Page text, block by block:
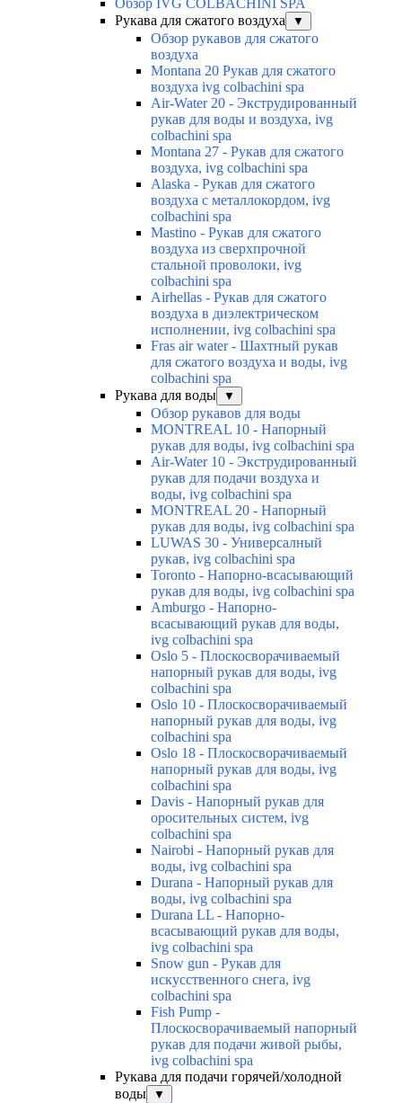
Обзор IVG COLBACHINI SPA
Рукава для сжатого воздуха
▼
Обзор рукавов для сжатого
воздуха
Montana 20 Рукав для сжатого
воздуха ivg colbachini spa
Air-Water 20 - Экструдированный
рукав для воды и воздуха, ivg
colbachini spa
Montana 27 - Рукав для сжатого
воздуха, ivg colbachini spa
Alaska - Рукав для сжатого
воздуха с металлокордом, ivg
colbachini spa
Mastino - Рукав для сжатого
воздуха из сверхпрочной
стальной проволоки, ivg
colbachini spa
Airhellas - Рукав для сжатого
воздуха в диэлектрическом
исполнении, ivg colbachini spa
Fras air water - Шахтный рукав
для сжатого воздуха и воды, ivg
colbachini spa
Рукава для воды
▼
Обзор рукавов для воды
MONTREAL 10 - Напорный
рукав для воды, ivg colbachini spa
Air-Water 10 - Экструдированный
рукав для подачи воздуха и
воды, ivg colbachini spa
MONTREAL 20 - Напорный
рукав для воды, ivg colbachini spa
LUWAS 30 - Универсалный
рукав, ivg colbachini spa
Toronto - Напорно-всасывающий
рукав для воды, ivg colbachini spa
Amburgo - Напорно-
всасывающий рукав для воды,
ivg colbachini spa
Oslo 5 - Плоскосворачиваемый
напорный рукав для воды, ivg
colbachini spa
Oslo 10 - Плоскосворачиваемый
напорный рукав для воды, ivg
colbachini spa
Oslo 18 - Плоскосворачиваемый
напорный рукав для воды, ivg
colbachini spa
Davis - Напорный рукав для
оросительных систем, ivg
colbachini spa
Nairobi - Напорный рукав для
воды, ivg colbachini spa
Durana - Напорный рукав для
воды, ivg colbachini spa
Durana LL - Напорно-
всасывающий рукав для воды,
ivg colbachini spa
Snow gun - Рукав для
искусственного снега, ivg
colbachini spa
Fish Pump -
Плоскосворачиваемый напорный
рукав для подачи живой рыбы,
ivg colbachini spa
Рукава для подачи горячей/холодной
воды
▼